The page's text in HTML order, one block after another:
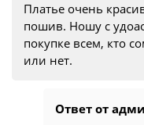
Платье очень
пошив. Ношу с
покупке всем, кто
или нет.
Ответ от